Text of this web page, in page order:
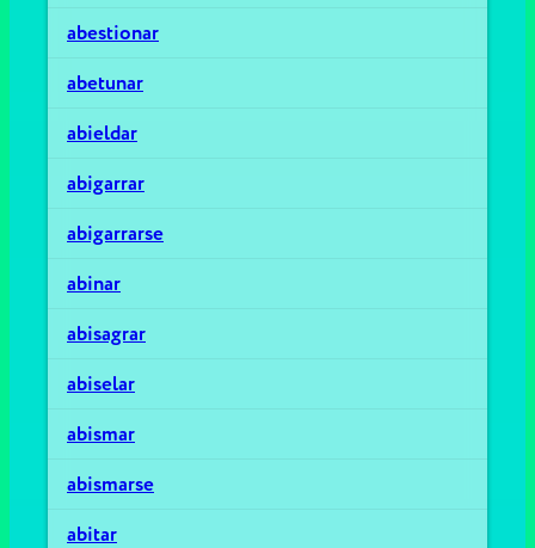
abestionar
abetunar
abieldar
abigarrar
abigarrarse
abinar
abisagrar
abiselar
abismar
abismarse
abitar